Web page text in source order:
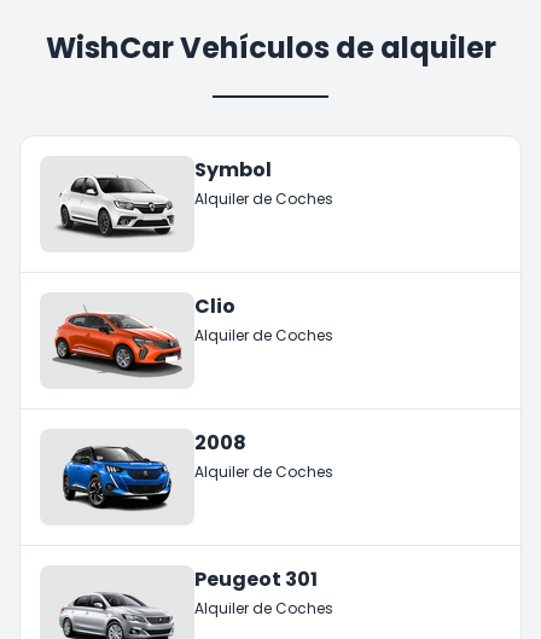
WishCar Vehículos de alquiler
Symbol
Alquiler de Coches
Clio
Alquiler de Coches
2008
Alquiler de Coches
Peugeot 301
Alquiler de Coches